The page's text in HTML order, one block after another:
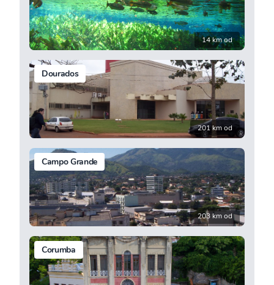
14 km od
Dourados
201 km od
Campo Grande
203 km od
Corumba